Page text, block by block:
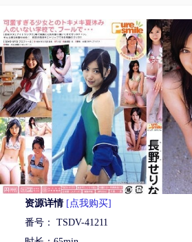
资源详情 [点我购买]
番号： TSDV-41211